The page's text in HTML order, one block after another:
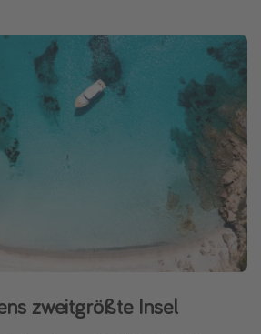
zweitgrößte Insel